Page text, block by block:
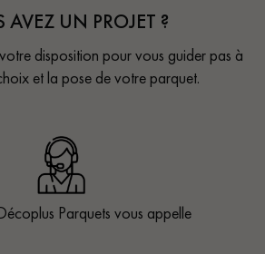
AVEZ UN PROJET ?
disposition pour vous guider pas à
et la pose de votre parquet.
Parquets vous appelle